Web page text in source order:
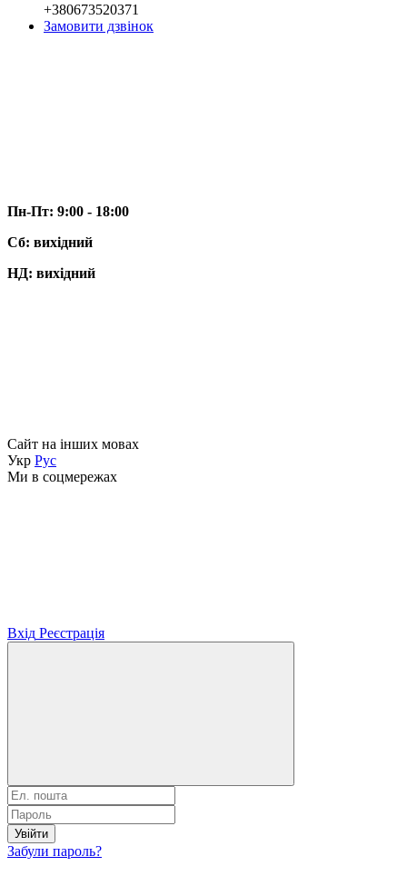
+380673520371
Замовити дзвінок
Пн-Пт: 9:00 - 18:00
Сб: вихідний
НД: вихідний
Сайт на інших мовах
Укр Рус
Ми в соцмережах
Вхід Реєстрація
Увійти
Забули пароль?